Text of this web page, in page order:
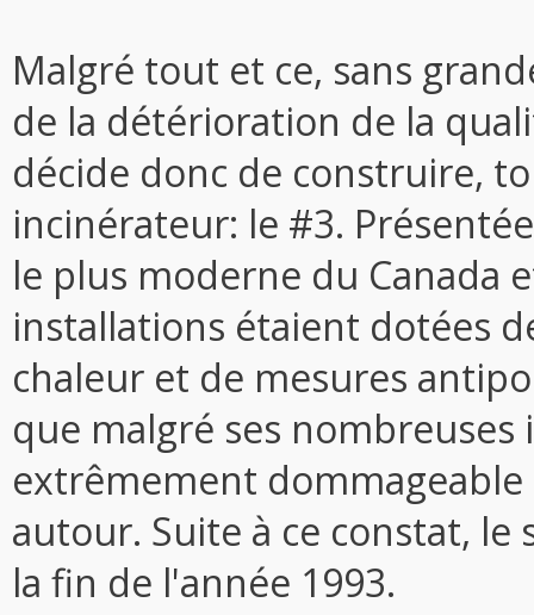
Malgré tout et ce, sans
de la détérioration de la
décide donc de construire,
incinérateur: le #3.
le plus moderne du Canada
installations étaient dotées
chaleur et de mesures
que malgré ses
extrêmement
autour. Suite à ce constat,
la fin de l'année 1993.